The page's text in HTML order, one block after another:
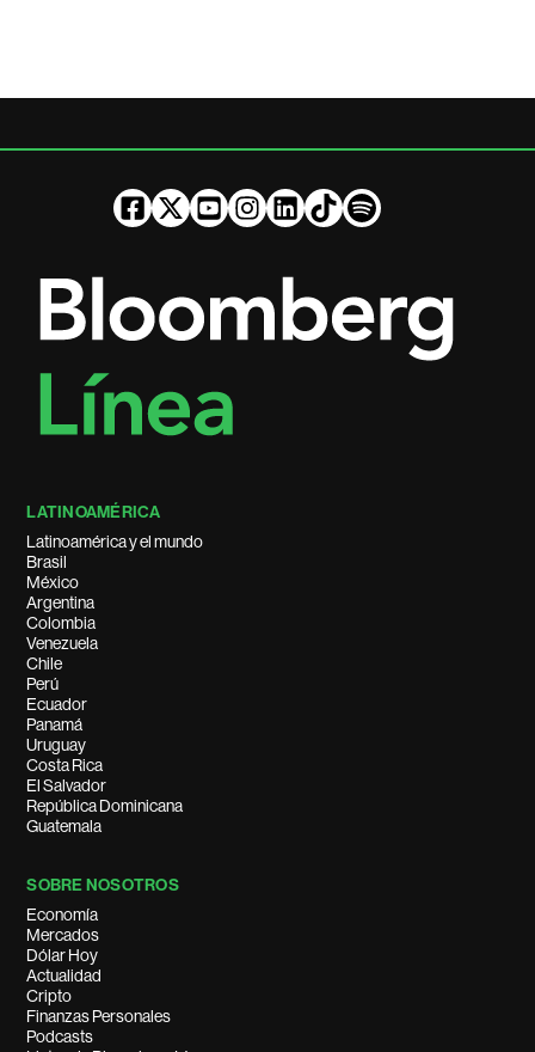
LATINOAMÉRICA
Latinoamérica y el mundo
Brasil
México
Argentina
Colombia
Venezuela
Chile
Perú
Ecuador
Panamá
Uruguay
Costa Rica
El Salvador
República Dominicana
Guatemala
SOBRE NOSOTROS
Economía
Mercados
Dólar Hoy
Actualidad
Cripto
Finanzas Personales
Podcasts